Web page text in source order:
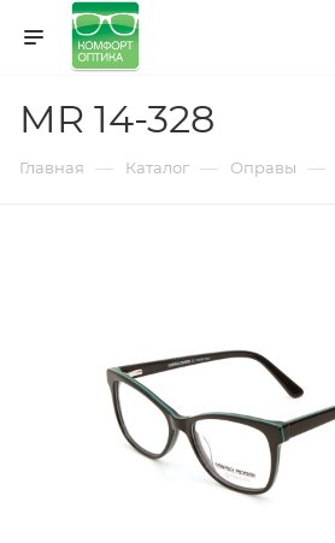
MR 14-328
Главная — Каталог — Оправы —